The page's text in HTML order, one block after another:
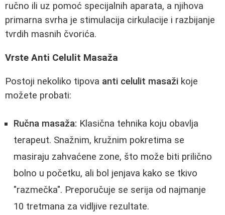
ručno ili uz pomoć specijalnih aparata, a njihova
primarna svrha je stimulacija cirkulacije i razbijanje
tvrdih masnih čvorića.
Vrste Anti Celulit Masaža
Postoji nekoliko tipova anti celulit masaži koje
možete probati:
Ručna masaža: Klasična tehnika koju obavlja
terapeut. Snažnim, kružnim pokretima se
masiraju zahvaćene zone, što može biti prilično
bolno u početku, ali bol jenjava kako se tkivo
"razmečka". Preporučuje se serija od najmanje
10 tretmana za vidljive rezultate.